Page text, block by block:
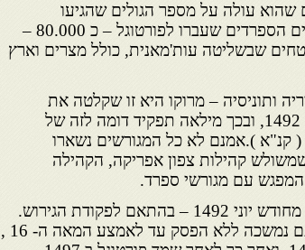
שהוא עולה על מספר הגולים שהגיעו
לאיטליה, קטן במידה רבה מזה של היהודים הספרדים שעברו לפורטוגל – כ 80.000 –
שבשליטה עות'מאנית, כולל מצרים וארץ
ותוניסיה – מרוקו היא זו שקלטה את
המספר הגדול ביותר של מגורשי ספרד ב- 1492, ובכך מילאה תפקיד דומה לזה של
אלג'יריה בזמן " בגירוש הקטן " של 1391 ( קנ"א ).אמנם לא כל המגורשים נשארו
קהילות צפון אפריקה, הקהילה
המפגש עם מגורשי ספרד.
3 – המגורשים הגיעו לצפון אפריקה החל מחודש יוני 1492 – בהתאם לפקודת הגירוש.
הם באו טיפין טיפין ולא בגל אחד, והגירתם נמשכה ללא הפסק עד לאמצע המאה ה- 16 ,